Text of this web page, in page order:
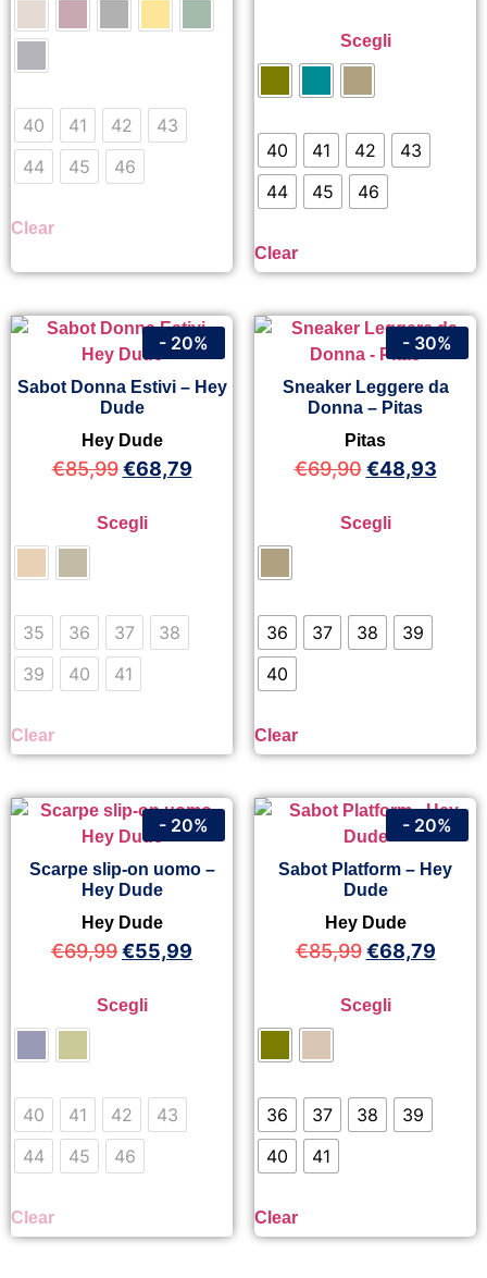
40 41 42
43
44
45 46
Clear
Scegli
40 41 42
43
44
45 46
Clear
Sabot Donna Estivi – Hey
Dude
Hey Dude
€85,99 €68,79
Scegli
35 36 37
38
39
40 41
Clear
- 20%
Sneaker Leggere da
Donna – Pitas
Pitas
€69,90 €48,93
Scegli
36 37 38
39
40
Clear
- 30%
Scarpe slip-on uomo –
Hey Dude
Hey Dude
€69,99€55,99
Scegli
40 41 42
43
44
45 46
Clear
- 20%
Sabot Platform – Hey
Dude
Hey Dude
€85,99 €68,79
Scegli
36 37 38
39
40
41
Clear
- 20%